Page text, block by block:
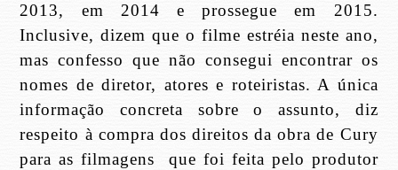
2013, em 2014 e prossegue em 2015.
Inclusive, dizem que o filme estréia neste ano,
mas confesso que não consegui encontrar os
nomes de diretor, atores e roteiristas. A única
informação concreta sobre o assunto, diz
respeito à compra dos direitos da obra de Cury
para as filmagens que foi feita pelo produtor